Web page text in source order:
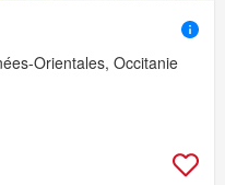
Orientales, Occitanie